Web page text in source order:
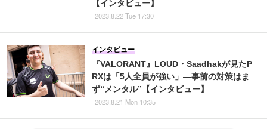
【インタビュー】
2023.8.22 Tue 17:30
『VALORANT』LOUD・Saadhakが見たP
RXは「5人全員が強い」―事前の対策はま
ず“メンタル”【インタビュー】
インタビュー
2023.8.21 Mon 10:35